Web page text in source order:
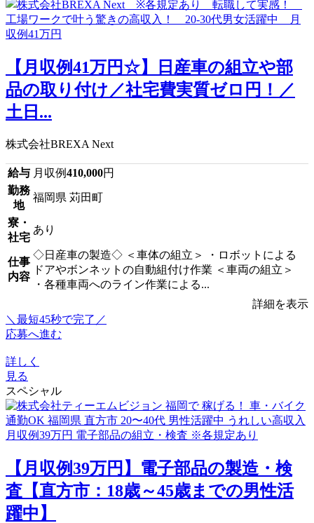
【月収例41万円☆】日産車の組立や部
品の取り付け／社宅費実質ゼロ円！／
土日...
株式会社BREXA Next
給与 月収例410,000円
勤務
地
福岡県 苅田町
寮・
社宅
あり
仕事
内容
◇日産車の製造◇ ＜車体の組立＞ ・ロボットによる
ドアやボンネットの自動組付け作業 ＜車両の組立＞
・各種車両へのライン作業による...
詳細を表示
＼最短45秒で完了／
応募へ進む
詳しく
見る
スペシャル
【月収例39万円】電子部品の製造・検
査【直方市：18歳～45歳までの男性活
躍中】